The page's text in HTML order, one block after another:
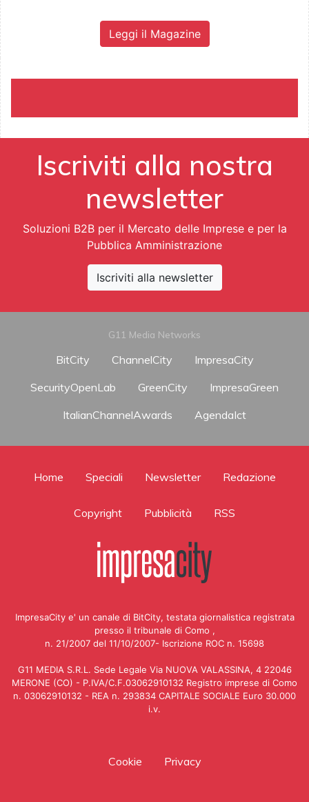
Leggi il Magazine
Iscriviti alla nostra
newsletter
Soluzioni B2B per il Mercato delle Imprese e per la
Pubblica Amministrazione
Iscriviti alla newsletter
G11 Media Networks
BitCity ChannelCity
ImpresaCity
SecurityOpenLab
GreenCity
ImpresaGreen
ItalianChannelAwards
AgendaIct
Home Speciali Newsletter Redazione
Copyright Pubblicità RSS
ImpresaCity e' un canale di BitCity, testata giornalistica registrata
presso il tribunale di Como ,
n. 21/2007 del 11/10/2007- Iscrizione ROC n. 15698
G11 MEDIA S.R.L. Sede Legale Via NUOVA VALASSINA, 4 22046
MERONE (CO) - P.IVA/C.F.03062910132 Registro imprese di Como
n. 03062910132 - REA n. 293834 CAPITALE SOCIALE Euro 30.000
i.v.
Cookie Privacy